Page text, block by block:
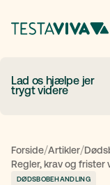
Lad os hjælpe jer
trygt videre
Forside/Artikler/
Regler, krav og
DØDSBOBEHANDLING